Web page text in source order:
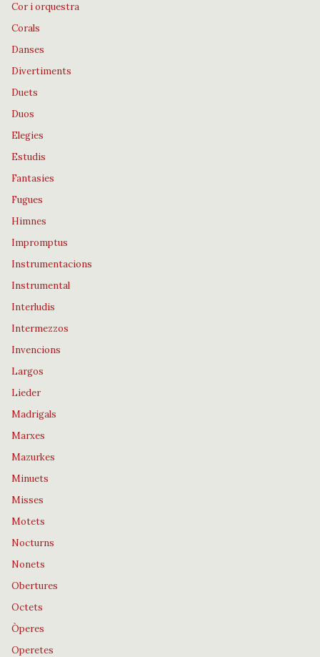
Cor i orquestra
Corals
Danses
Divertiments
Duets
Duos
Elegies
Estudis
Fantasies
Fugues
Himnes
Impromptus
Instrumentacions
Instrumental
Interludis
Intermezzos
Invencions
Largos
Lieder
Madrigals
Marxes
Mazurkes
Minuets
Misses
Motets
Nocturns
Nonets
Obertures
Octets
Òperes
Operetes